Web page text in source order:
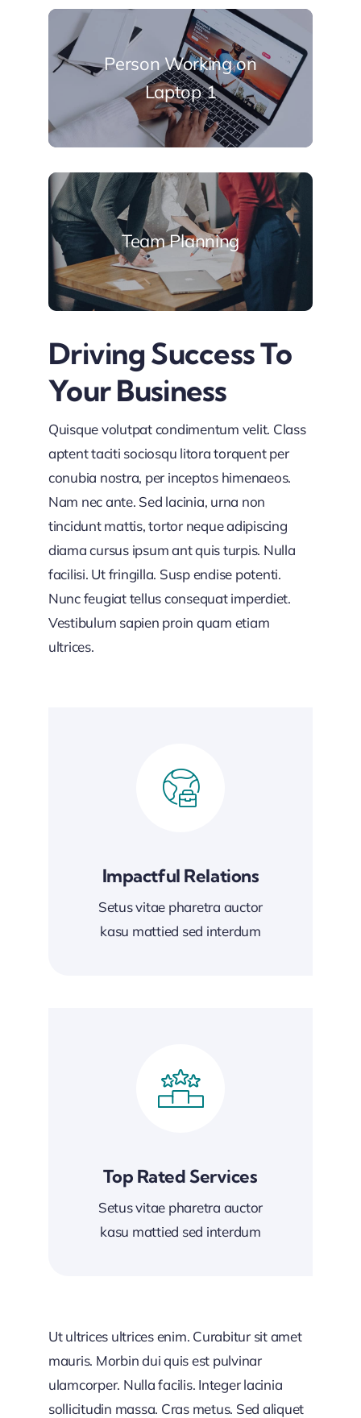
Person Working on
Laptop 1
Team Planning
Driving Success To
Your Business
Quisque volutpat condimentum velit. Class
aptent taciti sociosqu litora torquent per
conubia nostra, per inceptos himenaeos.
Nam nec ante. Sed lacinia, urna non
tincidunt mattis, tortor neque adipiscing
diama cursus ipsum ant quis turpis. Nulla
facilisi. Ut fringilla. Susp endise potenti.
Nunc feugiat tellus consequat imperdiet.
Vestibulum sapien proin quam etiam
ultrices.
Impactful Relations
Setus vitae pharetra auctor
kasu mattied sed interdum
Top Rated Services
Setus vitae pharetra auctor
kasu mattied sed interdum
Ut ultrices ultrices enim. Curabitur sit amet
mauris. Morbin dui quis est pulvinar
ulamcorper. Nulla facilis. Integer lacinia
sollicitudin massa. Cras metus. Sed aliquet